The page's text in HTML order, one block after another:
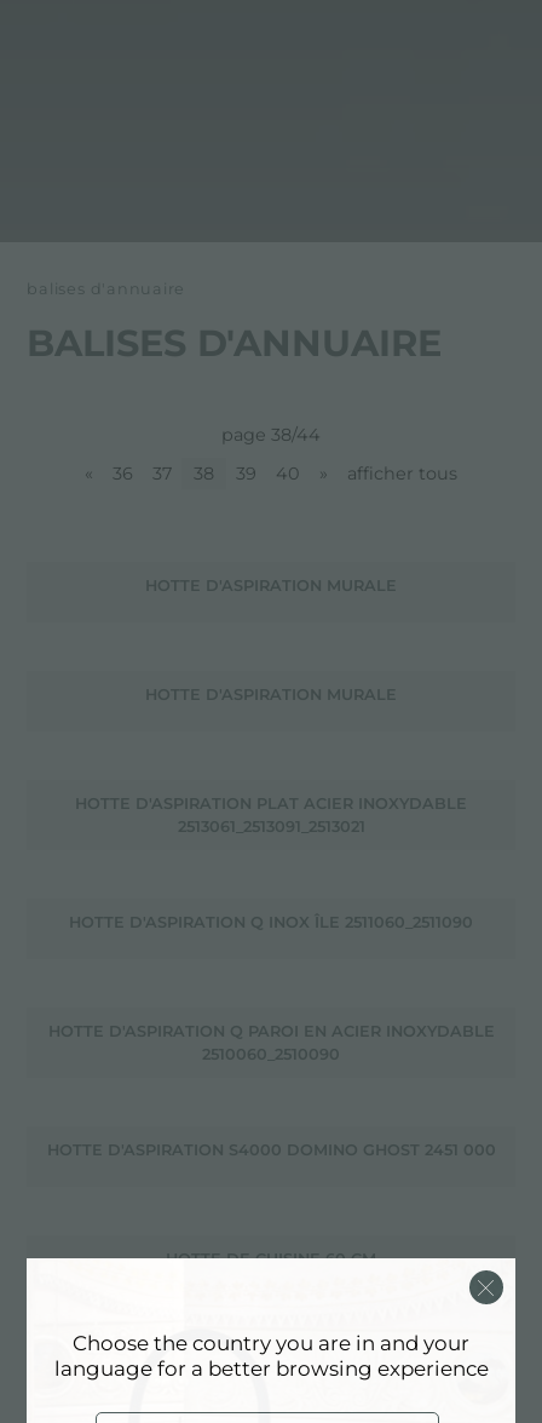
balises d'annuaire
BALISES D'ANNUAIRE
page 38/44
«
36 37 38 39 40 » afficher tous
HOTTE D'ASPIRATION MURALE
HOTTE D'ASPIRATION MURALE
HOTTE D'ASPIRATION PLAT ACIER INOXYDABLE
2513061_2513091_2513021
HOTTE D'ASPIRATION Q INOX ÎLE 2511060_2511090
HOTTE D'ASPIRATION Q PAROI EN ACIER INOXYDABLE
2510060_2510090
HOTTE D'ASPIRATION S4000 DOMINO GHOST 2451 000
HOTTE DE CUISINE 60 CM
HOTTE DE PLAFOND AVEC ÉCLAIRAGE INTÉGRÉ
Choose the country you are in and your
language for a better browsing experience